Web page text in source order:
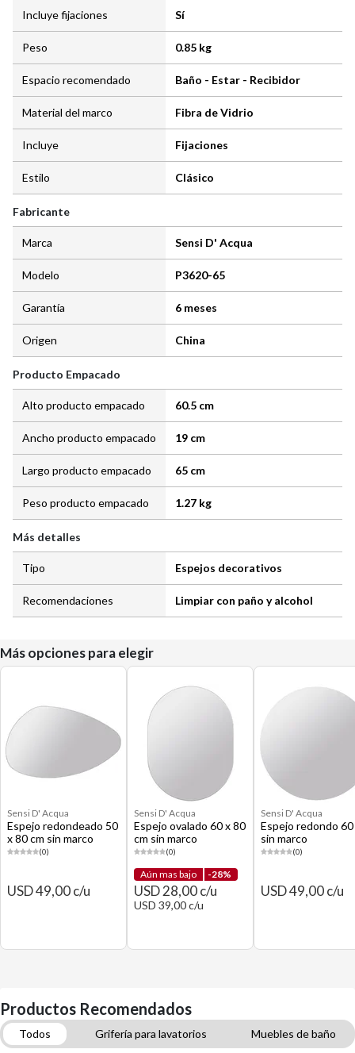
Incluye fijaciones Sí
Peso 0.85 kg
Espacio recomendado Baño - Estar - Recibidor
Material del marco Fibra de Vidrio
Incluye Fijaciones
Estilo Clásico
Fabricante
Marca Sensi D' Acqua
Modelo P3620-65
Garantía 6 meses
Origen China
Producto Empacado
Alto producto empacado 60.5 cm
Ancho producto empacado 19 cm
Largo producto empacado 65 cm
Peso producto empacado 1.27 kg
Más detalles
Tipo Espejos decorativos
Recomendaciones Limpiar con paño y alcohol
Más opciones para elegir
Sensi D' Acqua
Espejo redondeado 50
x 80 cm sin marco
(0)
USD 49,00 c/u
Sensi D' Acqua
Espejo ovalado 60 x 80
cm sin marco
(0)
Aún mas bajo -28%
USD 28,00 c/u
USD 39,00 c/u
Sensi D' Acqua
Espejo redondo 60
sin marco
(0)
USD 49,00 c/u
Productos Recomendados
Todos Grifería para lavatorios
Muebles de baño